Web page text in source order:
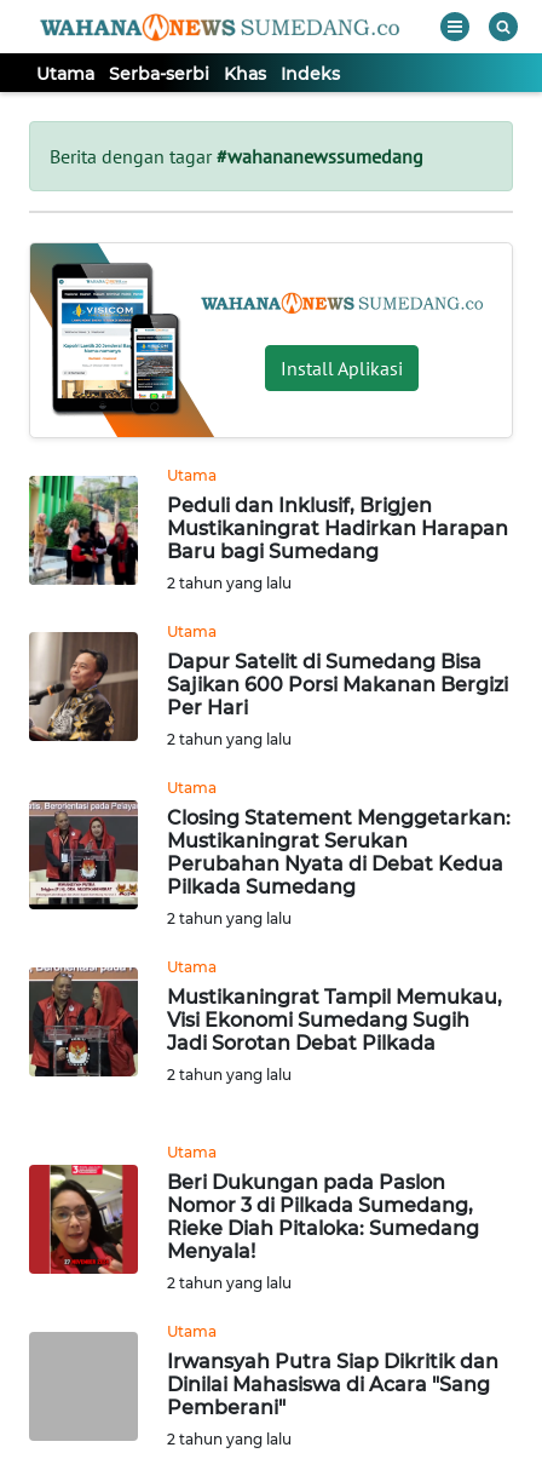
Utama Serba-serbi Khas Indeks
Berita dengan tagar#wahananewssumedang
Install Aplikasi
Utama
Peduli dan Inklusif, Brigjen
Mustikaningrat Hadirkan Harapan
Baru bagi Sumedang
2 tahun yang lalu
Utama
Dapur Satelit di Sumedang Bisa
Sajikan 600 Porsi Makanan Bergizi
Per Hari
2 tahun yang lalu
Utama
Closing Statement Menggetarkan:
Mustikaningrat Serukan
Perubahan Nyata di Debat Kedua
Pilkada Sumedang
2 tahun yang lalu
Utama
Mustikaningrat Tampil Memukau,
Visi Ekonomi Sumedang Sugih
Jadi Sorotan Debat Pilkada
2 tahun yang lalu
Utama
Beri Dukungan pada Paslon
Nomor 3 di Pilkada Sumedang,
Rieke Diah Pitaloka: Sumedang
Menyala!
2 tahun yang lalu
Utama
Irwansyah Putra Siap Dikritik dan
Dinilai Mahasiswa di Acara "Sang
Pemberani"
2 tahun yang lalu
Tutup
UTAMA
SERBA-
SERBI
KHAS
Informasi
INDEKS
BERITA
KONTAK
INFO
IKLAN
PEDOMAN
MEDIA
SIBER
REDAKSI
KARIR
Regional
WN
WN